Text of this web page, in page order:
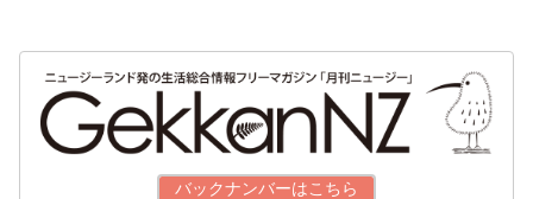
バックナンバーはこちら